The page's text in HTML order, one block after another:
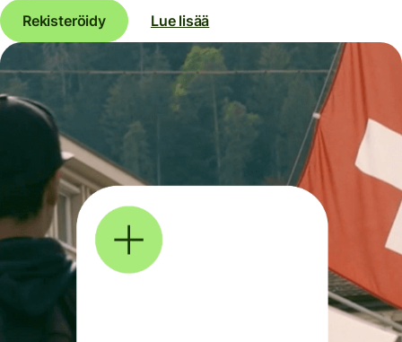
Rekisteröidy Lue lisää